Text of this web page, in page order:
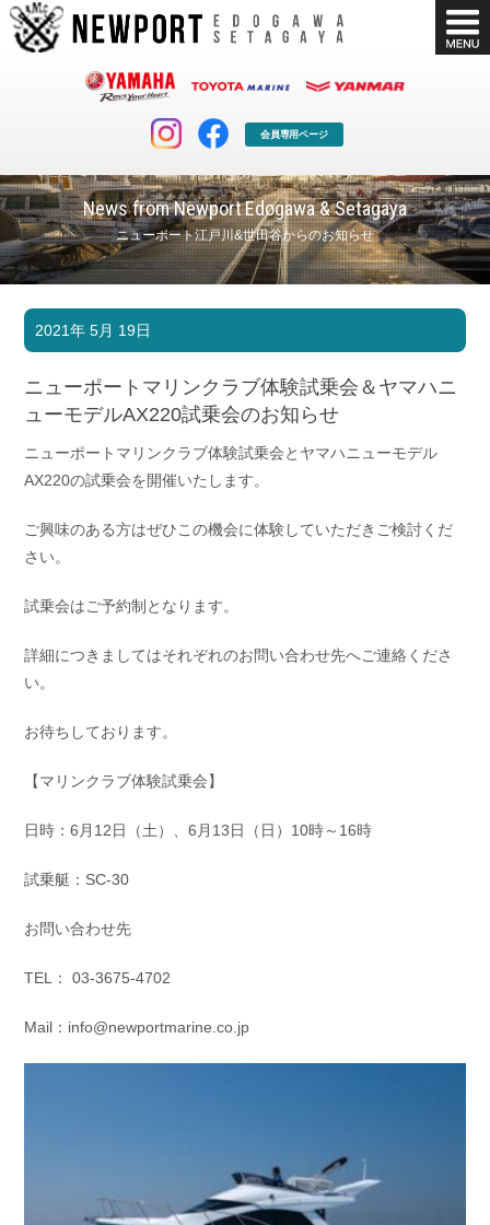
会員専用ページ
News from Newport Edogawa & Setagaya
ニューポート江戸川&世田谷からのお知らせ
マリンクラブ
マリンライフを堪能したい！
ボート販売
ボート免許
長年の実績と信頼！
シースタイル
Sea-Style
店舗情報 公式ブログ
Contact us Company
Recruit
2021年 5月 19日
ニューポートマリンクラブ体験試乗会＆ヤマハニ
ューモデルAX220試乗会のお知らせ
ニューポートマリンクラブ体験試乗会とヤマハニューモデル
AX220の試乗会を開催いたします。
ご興味のある方はぜひこの機会に体験していただきご検討くだ
さい。
試乗会はご予約制となります。
詳細につきましてはそれぞれのお問い合わせ先へご連絡くださ
い。
お待ちしております。
【マリンクラブ体験試乗会】
日時：6月12日（土）、6月13日（日）10時～16時
試乗艇：SC-30
お問い合わせ先
TEL： 03-3675-4702
Mail：info@newportmarine.co.jp